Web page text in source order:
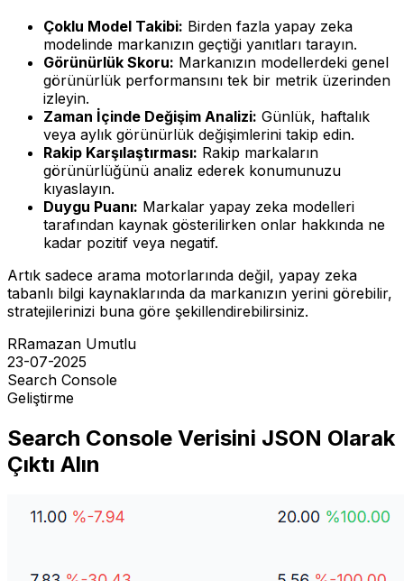
Çoklu Model Takibi: Birden fazla yapay zeka
modelinde markanızın geçtiği yanıtları tarayın.
Görünürlük Skoru: Markanızın modellerdeki genel
görünürlük performansını tek bir metrik üzerinden
izleyin.
Zaman İçinde Değişim Analizi: Günlük, haftalık
veya aylık görünürlük değişimlerini takip edin.
Rakip Karşılaştırması: Rakip markaların
görünürlüğünü analiz ederek konumunuzu
kıyaslayın.
Duygu Puanı: Markalar yapay zeka modelleri
tarafından kaynak gösterilirken onlar hakkında ne
kadar pozitif veya negatif.
Artık sadece arama motorlarında değil, yapay zeka
tabanlı bilgi kaynaklarında da markanızın yerini görebilir,
stratejilerinizi buna göre şekillendirebilirsiniz.
RRamazan Umutlu
23-07-2025
Search Console
Geliştirme
Search Console Verisini JSON Olarak
Çıktı Alın